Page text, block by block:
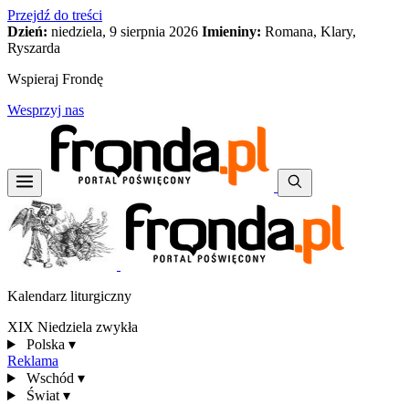
Przejdź do treści
Dzień: niedziela, 9 sierpnia 2026 Imieniny: Romana, Klary,
Ryszarda
Wspieraj Frondę
Wesprzyj nas
Kalendarz liturgiczny
XIX Niedziela zwykła
Polska ▾
Reklama
Wschód ▾
Świat ▾